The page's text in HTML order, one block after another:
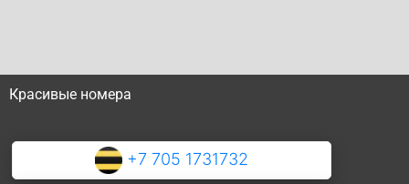
Красивые номера
+7 705 1731732